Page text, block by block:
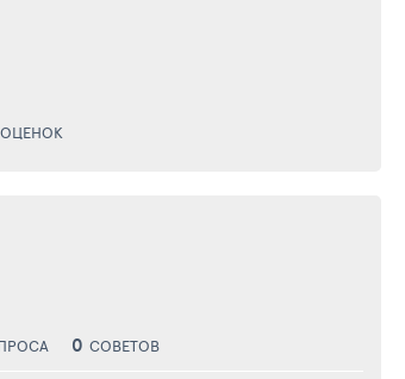
ОЦЕНОК
0 СОВЕТОВ